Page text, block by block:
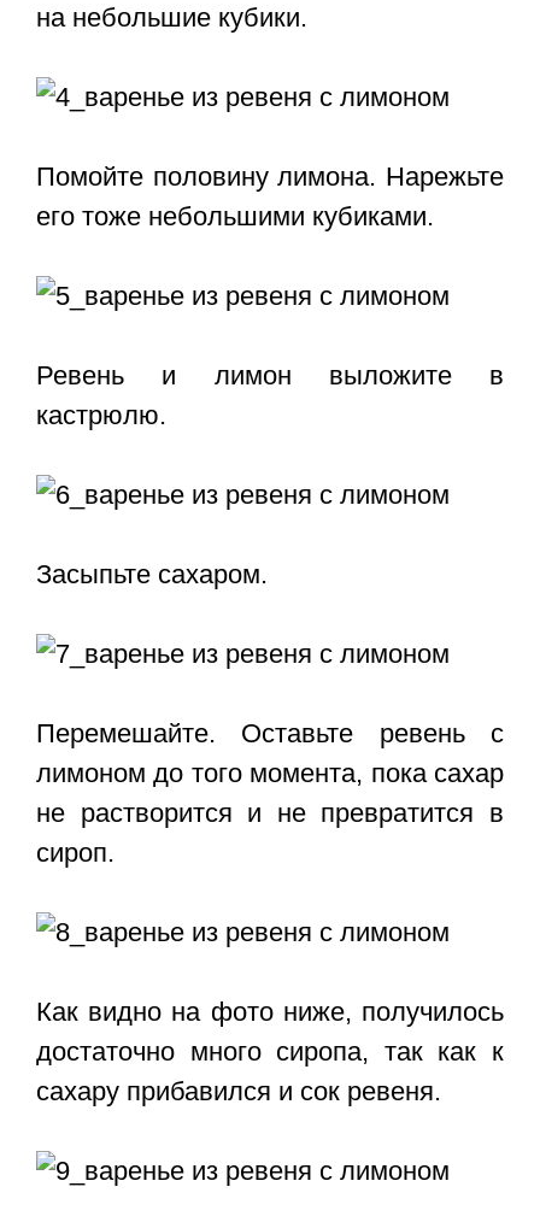
на небольшие кубики.
Помойте половину лимона. Нарежьте
его тоже небольшими кубиками.
Ревень и лимон выложите в
кастрюлю.
Засыпьте сахаром.
Перемешайте. Оставьте ревень с
лимоном до того момента, пока сахар
не растворится и не превратится в
сироп.
Как видно на фото ниже, получилось
достаточно много сиропа, так как к
сахару прибавился и сок ревеня.